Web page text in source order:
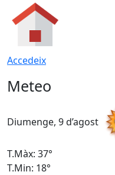
Accedeix
Meteo
Diumenge, 9 d’agost
T.Màx: 37°
T.Min: 18°